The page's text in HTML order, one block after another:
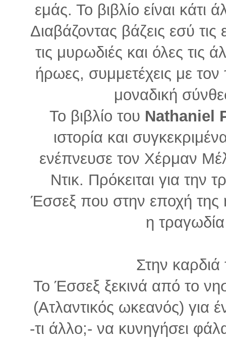
εμάς. Το βιβλίο είναι κάτι
Διαβάζοντας βάζεις εσύ
τις μυρωδιές και όλες τις
ήρωες, συμμετέχεις με
μοναδική
Το βιβλίο του Nathaniel
ιστορία και
ενέπνευσε τον Χέρμαν
Ντικ. Πρόκειται για την
Έσσεξ που στην εποχή της
η τραγωδία
Στην
Το Έσσεξ ξεκινά από το
(Ατλαντικός ωκεανός) για
-τι άλλο;- να κυνηγήσει